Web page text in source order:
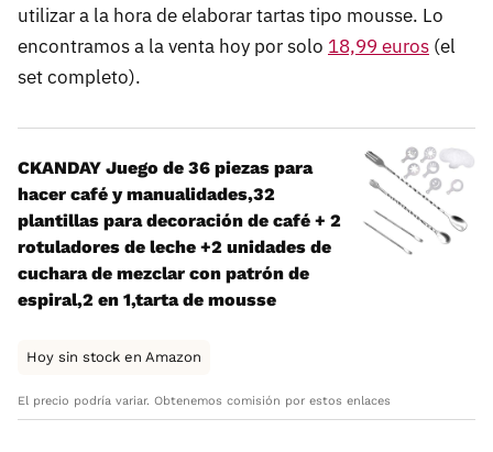
utilizar a la hora de elaborar tartas tipo mousse. Lo
encontramos a la venta hoy por solo 18,99 euros (el
set completo).
CKANDAY Juego de 36 piezas para
hacer café y manualidades,32
plantillas para decoración de café + 2
rotuladores de leche +2 unidades de
cuchara de mezclar con patrón de
espiral,2 en 1,tarta de mousse
Hoy sin stock en Amazon
El precio podría variar. Obtenemos comisión por estos enlaces